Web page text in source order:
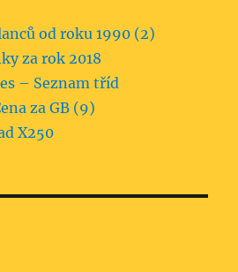
od roku 1990 (2)
za rok 2018
– Seznam tříd
za GB (9)
X250